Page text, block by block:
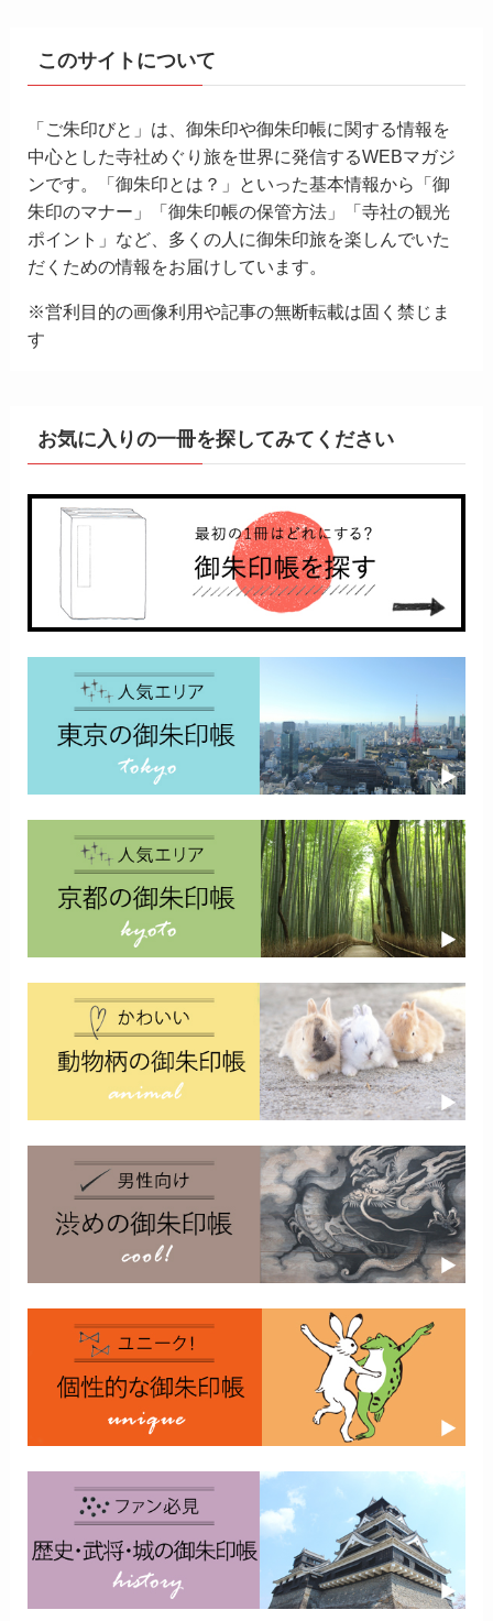
このサイトについて
「ご朱印びと」は、御朱印や御朱印帳に関する情報を
中心とした寺社めぐり旅を世界に発信するWEBマガジ
ンです。「御朱印とは？」といった基本情報から「御
朱印のマナー」「御朱印帳の保管方法」「寺社の観光
ポイント」など、多くの人に御朱印旅を楽しんでいた
だくための情報をお届けしています。
※営利目的の画像利用や記事の無断転載は固く禁じま
す
お気に入りの一冊を探してみてください